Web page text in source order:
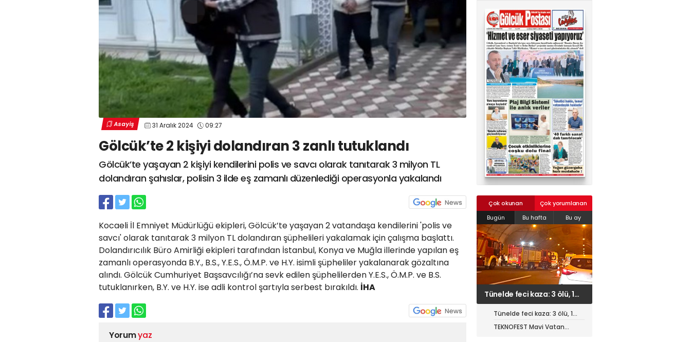
Asayiş 31 Aralık 2024 09:27
Gölcük’te 2 kişiyi dolandıran 3 zanlı tutuklandı
Gölcük’te yaşayan 2 kişiyi kendilerini polis ve savcı olarak tanıtarak 3 milyon TL
dolandıran şahıslar, polisin 3 ilde eş zamanlı düzenlediği operasyonla yakalandı
Kocaeli İl Emniyet Müdürlüğü ekipleri, Gölcük’te yaşayan 2 vatandaşa kendilerini 'polis ve
savcı' olarak tanıtarak 3 milyon TL dolandıran şüphelileri yakalamak için çalışma başlattı.
Dolandırıcılık Büro Amirliği ekipleri tarafından İstanbul, Konya ve Muğla illerinde yapılan eş
zamanlı operasyonda B.Y., B.S., Y.E.S., Ö.M.P. ve H.Y. isimli şüpheliler yakalanarak gözaltına
alındı. Gölcük Cumhuriyet Başsavcılığı’na sevk edilen şüphelilerden Y.E.S., Ö.M.P. ve B.S.
tutuklanırken, B.Y. ve H.Y. ise adli kontrol şartıyla serbest bırakıldı. İHA
Yorumyaz
Çok okunan
Çok yorumlanan
Bugün
Bu hafta Bu ay
TEKNOFEST Mavi Vatan
öncesi toplantı yapıldı
Tünelde feci kaza: 3 ölü, 1
ağır yaralı
TEKNOFEST Mavi Vatan
02624132333
haber@golcukpostasi.com